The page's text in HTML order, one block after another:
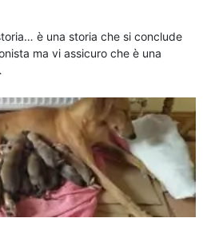
è una storia che si conclude
ma vi assicuro che è una